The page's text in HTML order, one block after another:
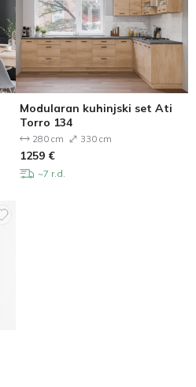
Modularan kuhinjski set Ati
Torro 134
280 cm 330 cm
1259 €
~7 r.d.